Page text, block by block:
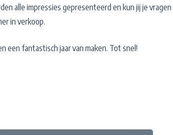
alle impressies gepresenteerd en kun jij je
in verkoop.
een fantastisch jaar van maken. Tot snel!